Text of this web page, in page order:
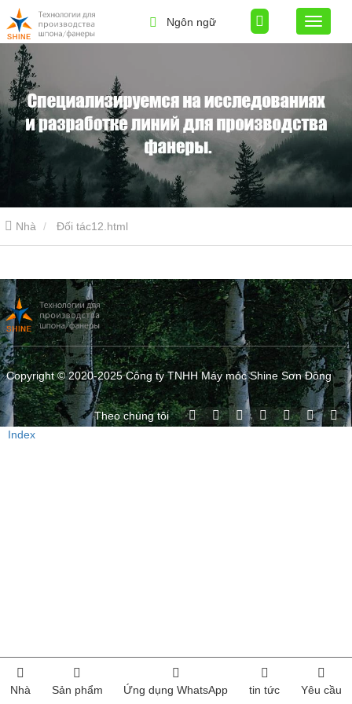
Ngôn ngữ
Nhà Đối tác12.html
Copyright © 2020-2025 Công ty TNHH Máy móc Shine Sơn Đông
Theo chúng tôi
Index
Nhà Sản phẩm Ứng dụng WhatsApp tin tức Yêu cầu